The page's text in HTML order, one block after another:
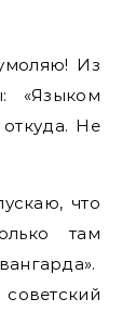
Из
«Языком
Не
что
там